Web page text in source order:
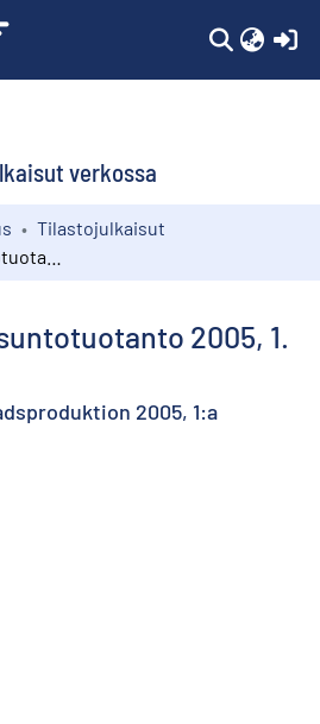
verkossa
Tilastojulkaisut
2005, 1.
2005, 1:a